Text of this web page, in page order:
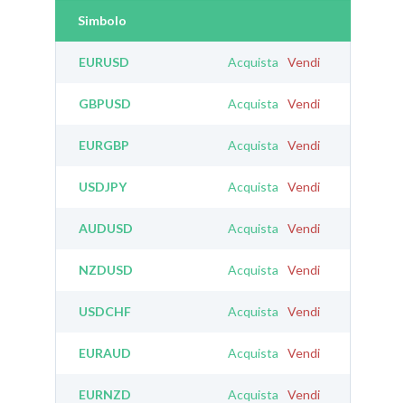
Simbolo
EURUSD Acquista Vendi
GBPUSD Acquista Vendi
EURGBP Acquista Vendi
USDJPY Acquista Vendi
AUDUSD Acquista Vendi
NZDUSD Acquista Vendi
USDCHF Acquista Vendi
EURAUD Acquista Vendi
EURNZD Acquista Vendi